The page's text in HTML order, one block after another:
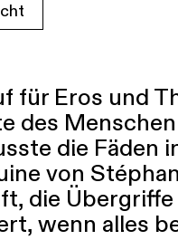
für Eros und
des
die Fäden
von
die
wenn alles